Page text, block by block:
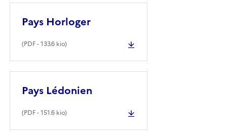
Pays Horloger
(PDF- 133.6 kio)
Pays Lédonien
(PDF- 151.6 kio)